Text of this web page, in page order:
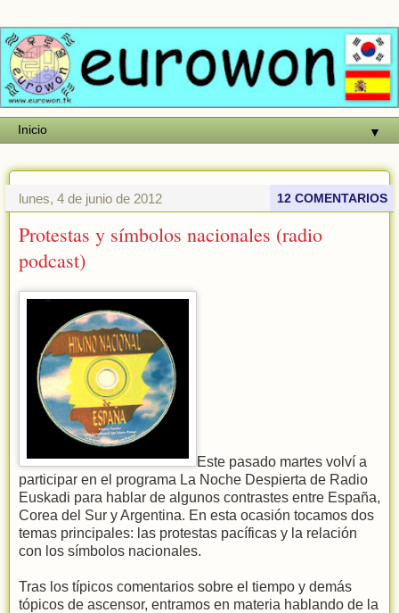
▼
lunes, 4 de junio de 2012 12 COMENTARIOS
Protestas y símbolos nacionales (radio
podcast)
Este pasado martes volví a
participar en el programa La Noche Despierta de Radio
Euskadi para hablar de algunos contrastes entre España,
Corea del Sur y Argentina. En esta ocasión tocamos dos
temas principales: las protestas pacíficas y la relación
con los símbolos nacionales.
Tras los típicos comentarios sobre el tiempo y demás
tópicos de ascensor, entramos en materia hablando de la